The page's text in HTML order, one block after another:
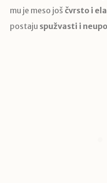
mu je meso još čvrsto i
postaju spužvasti i